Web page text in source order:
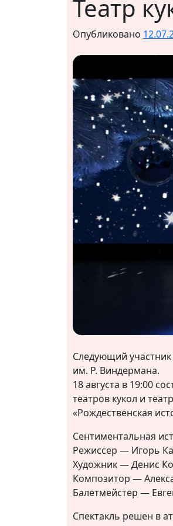
Театр
Опубликовано
Следующий участник
им. Р. Виндермана.
18 августа в 19:00
театров кукол и
«Рождественская
Сентиментальная
Режиссер — Игорь
Художник — Денис
Композитор —
Балетмейстер —
Спектакль решен в